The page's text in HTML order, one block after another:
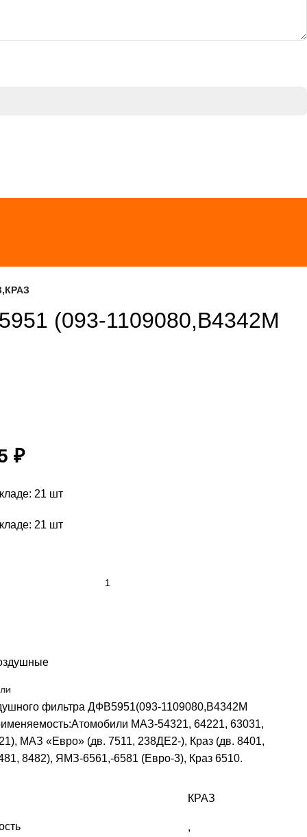
(093-1109080,B4342М
₽
21 шт
21 шт
фильтра ДФВ5951(093-1109080,B4342М
МАЗ-54321, 64221, 63031,
МАЗ «Евро» (дв. 7511, 238ДЕ2-), Краз (дв. 8401,
8482), ЯМЗ-6561,-6581 (Евро-3), Краз 6510.
КРАЗ
,